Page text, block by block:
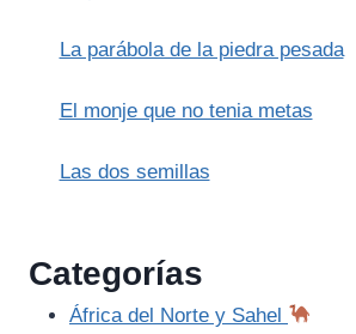
La parábola de la piedra pesada
El monje que no tenia metas
Las dos semillas
Categorías
África del Norte y Sahel